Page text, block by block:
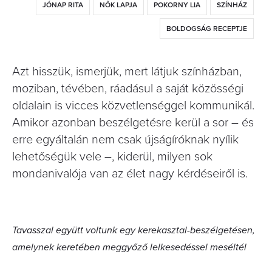
JÓNAP RITA NŐK LAPJA POKORNY LIA SZÍNHÁZ
BOLDOGSÁG RECEPTJE
Azt hisszük, ismerjük, mert látjuk színházban,
moziban, tévében, ráadásul a saját közösségi
oldalain is vicces közvetlenséggel kommunikál.
Amikor azonban beszélgetésre kerül a sor – és
erre egyáltalán nem csak újságíróknak nyílik
lehetőségük vele –, kiderül, milyen sok
mondanivalója van az élet nagy kérdéseiről is.
Tavasszal együtt voltunk egy kerek­asztal-beszélgetésen,
amelynek keretében meggyőző lelkesedéssel meséltél